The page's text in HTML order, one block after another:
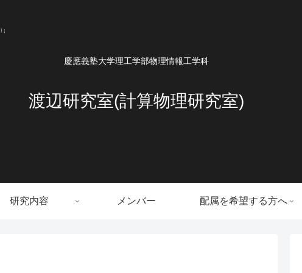
慶應義塾大学理工学部物理情報工学科
渡辺研究室(計算物理研究室)
研究内容 メンバー 配属を希望する方へ